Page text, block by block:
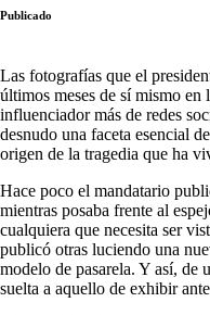
Publicado
Las fotografías que el
últimos meses de sí mismo en
influenciador más de redes
desnudo una faceta esencial
origen de la tragedia que ha
Hace poco el mandatario
mientras posaba frente al
cualquiera que necesita ser
publicó otras luciendo una
modelo de pasarela. Y así, de
suelta a aquello de exhibir